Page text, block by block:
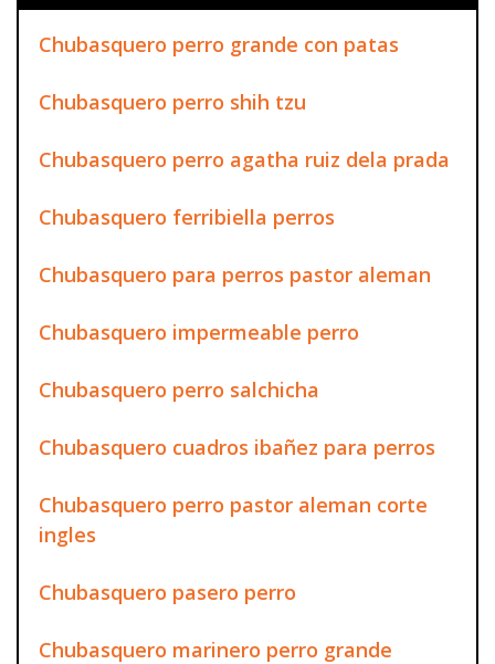
Chubasquero perro grande con patas
Chubasquero perro shih tzu
Chubasquero perro agatha ruiz dela prada
Chubasquero ferribiella perros
Chubasquero para perros pastor aleman
Chubasquero impermeable perro
Chubasquero perro salchicha
Chubasquero cuadros ibañez para perros
Chubasquero perro pastor aleman corte
ingles
Chubasquero pasero perro
Chubasquero marinero perro grande